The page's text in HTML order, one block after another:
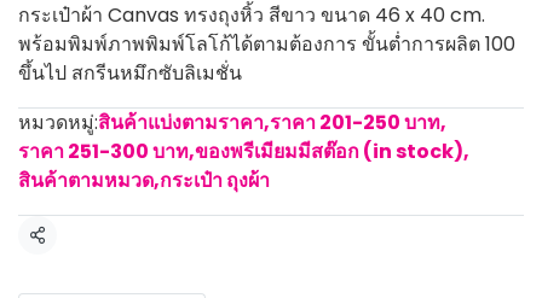
กระเป๋าผ้า Canvas ทรงถุงหิ้ว สีขาว ขนาด 46 x 40 cm.
พร้อมพิมพ์ภาพพิมพ์โลโก้ได้ตามต้องการ ขั้นต่ำการผลิต 100
ขึ้นไป สกรีนหมึกซับลิเมชั่น
หมวดหมู่:สินค้าแบ่งตามราคา,ราคา 201-250 บาท,
ราคา 251-300 บาท,ของพรีเมียมมีสต๊อก (in stock),
สินค้าตามหมวด,กระเป๋า ถุงผ้า
แชร์